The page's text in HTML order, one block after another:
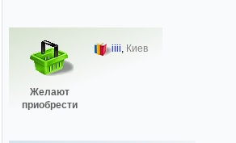
Желают
приобрести
iiii, Киев